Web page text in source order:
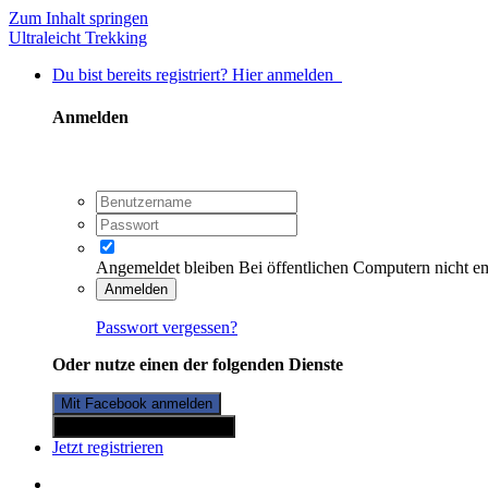
Zum Inhalt springen
Ultraleicht Trekking
Du bist bereits registriert? Hier anmelden
Anmelden
Angemeldet bleiben Bei öffentlichen Computern nicht
Anmelden
Passwort vergessen?
Oder nutze einen der folgenden Dienste
Mit Facebook anmelden
Jetzt registrieren